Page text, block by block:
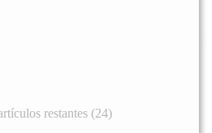
restantes (24)